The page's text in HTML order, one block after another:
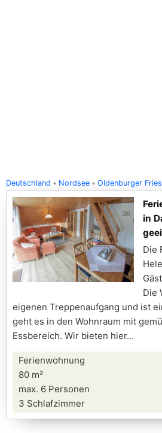
Deutschland Nordsee Oldenburger
in
Die
Die
eigenen Treppenaufgang und ist
geht es in den Wohnraum mit
Essbereich. Wir bieten hier
Ferienwohnung
80 m²
max. 6 Personen
3 Schlafzimmer